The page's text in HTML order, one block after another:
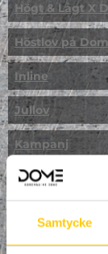
Samtycke
Högt & Lågt X
Höstlov på
Inline
Jullov
Kampanj
Kickbike
Klättring